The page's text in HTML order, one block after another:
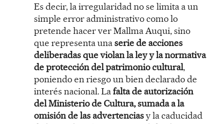
Es decir, la irregularidad no se limita a un
simple error administrativo como lo
pretende hacer ver Mallma Auqui, sino
que representa unaserie de acciones
deliberadas que violan la ley y la normativa
de protección del patrimonio cultural,
poniendo en riesgo un bien declarado de
interés nacional. Lafalta de autorización
del Ministerio de Cultura, sumada a la
omisión de las advertenciasy la caducidad